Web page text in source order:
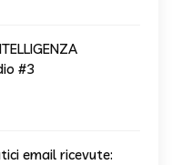
#3
email ricevute: